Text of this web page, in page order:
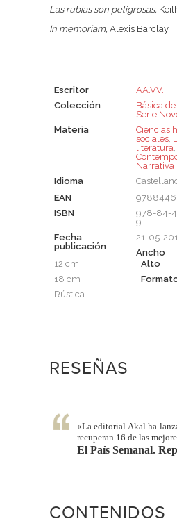
Las rubias son peligrosas,
In memoriam, Alexis Barclay
Escritor
AA.VV.
Colección
Básica de
Serie
Materia
Ciencias
sociales,
literatura,
Narrativa
Idioma
EAN
ISBN
978-84-
9
Fecha
publicación
21-05-
Ancho
12 cm
Alto
18 cm
Rústica
RESEÑAS
«La editorial Akal ha
recuperan 16 de las
El País Semanal.
CONTENIDOS